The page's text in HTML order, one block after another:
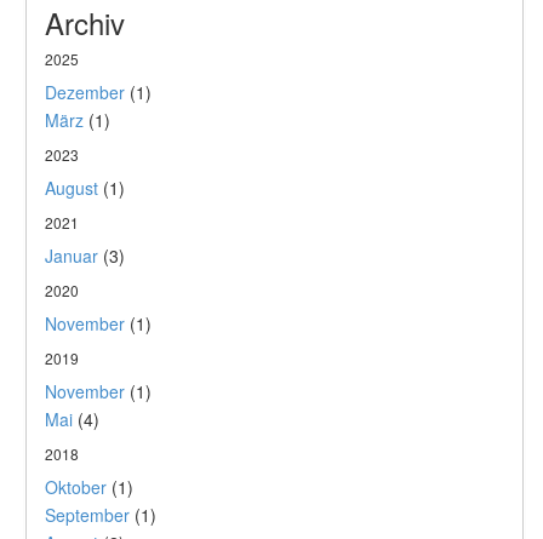
Archiv
2025
Dezember (1)
März (1)
2023
August (1)
2021
Januar (3)
2020
November (1)
2019
November (1)
Mai (4)
2018
Oktober (1)
September (1)